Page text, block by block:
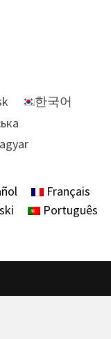
한국어
Français
Português